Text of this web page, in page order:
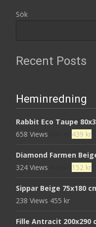
Sök
Recent Posts
Heminredning
Rabbit Eco Taupe
658 Views
Det
priset
var:
439 kr
är:
Diamond Farmen
324 Views
Det
priset
152 kr
Sippar Beige 75x180
238 Views 455 kr
Fille Antracit 200x290